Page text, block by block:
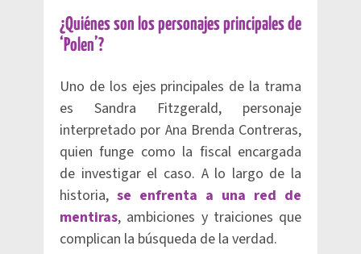
¿Quiénes son los personajes principales de
‘Polen’?
Uno de los ejes principales de la trama
es Sandra Fitzgerald, personaje
interpretado por Ana Brenda Contreras,
quien funge como la fiscal encargada
de investigar el caso. A lo largo de la
historia, se enfrenta a una red de
mentiras, ambiciones y traiciones que
complican la búsqueda de la verdad.